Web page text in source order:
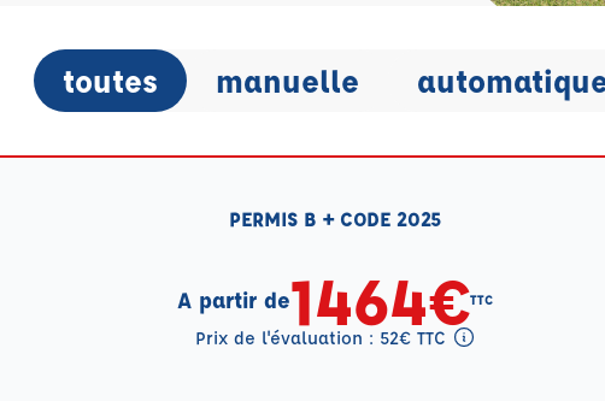
toutes manuelle
PERMIS B + CODE 2025
A partir de1464€TTC
Prix de l'évaluation : 52€ TTC